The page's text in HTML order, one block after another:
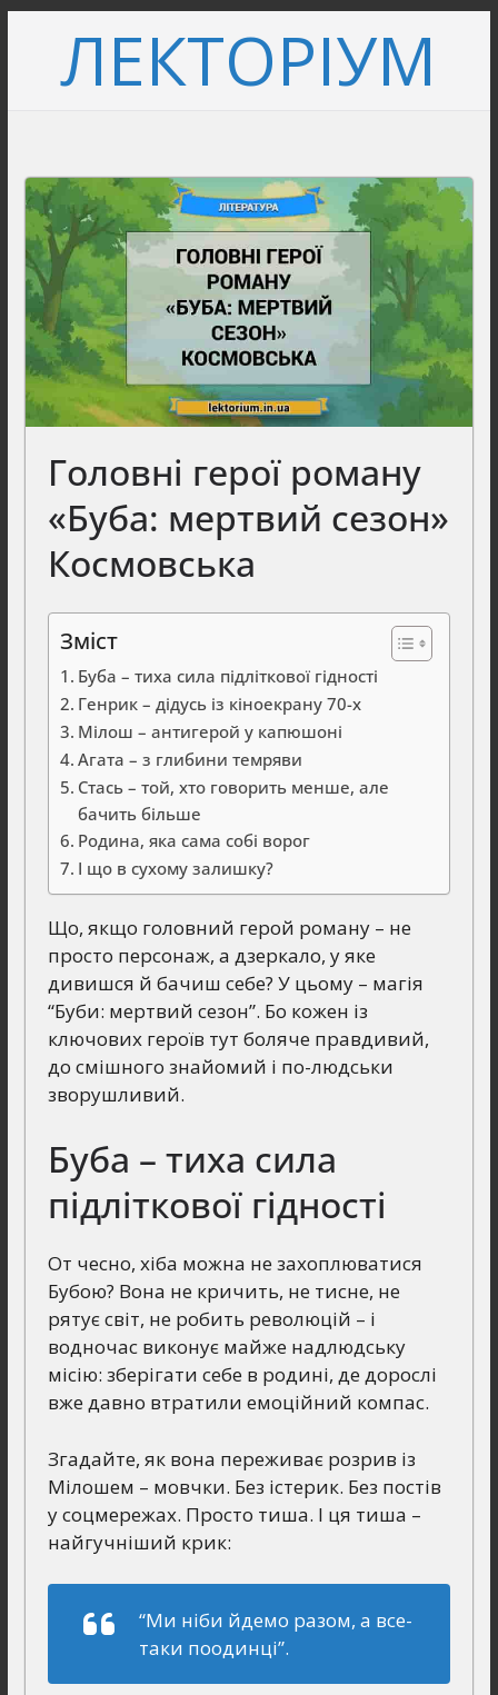
вмістуЛЕКТОРІУМ
Головні герої роману
«Буба: мертвий сезон»
Космовська
Зміст
Буба – тиха сила підліткової гідності
Генрик – дідусь із кіноекрану 70-х
Мілош – антигерой у капюшоні
Агата – з глибини темряви
Стась – той, хто говорить менше, але
бачить більше
Родина, яка сама собі ворог
І що в сухому залишку?
Що, якщо головний герой роману – не
просто персонаж, а дзеркало, у яке
дивишся й бачиш себе? У цьому – магія
“Буби: мертвий сезон”. Бо кожен із
ключових героїв тут боляче правдивий,
до смішного знайомий і по-людськи
зворушливий.
Буба – тиха сила
підліткової гідності
От чесно, хіба можна не захоплюватися
Бубою? Вона не кричить, не тисне, не
рятує світ, не робить революцій – і
водночас виконує майже надлюдську
місію: зберігати себе в родині, де дорослі
вже давно втратили емоційний компас.
Згадайте, як вона переживає розрив із
Мілошем – мовчки. Без істерик. Без постів
у соцмережах. Просто тиша. І ця тиша –
найгучніший крик:
“Ми ніби йдемо разом, а все-
таки поодинці”.